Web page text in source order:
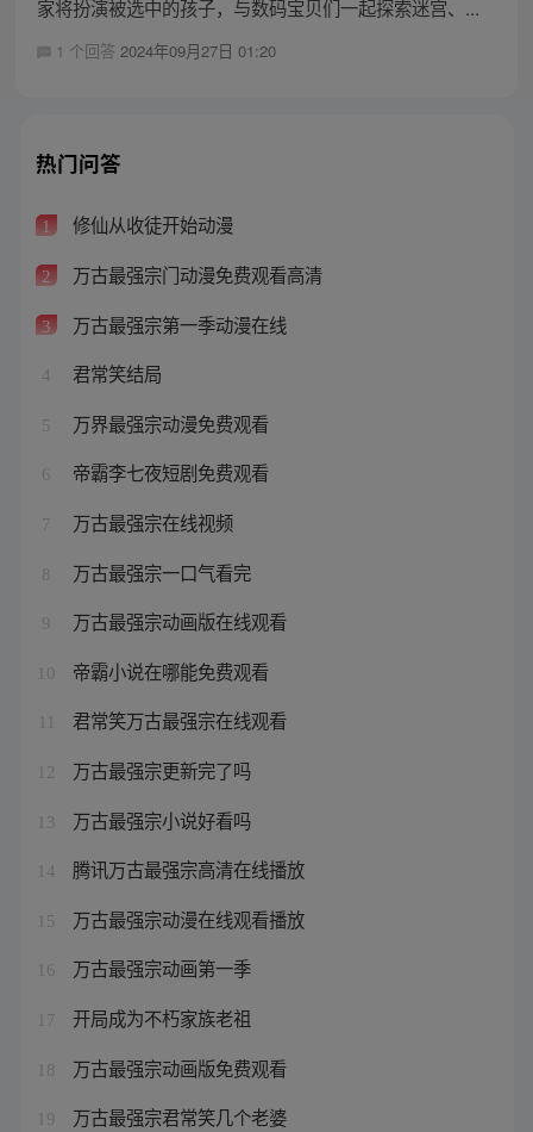
家将扮演被选中的孩子，与数码宝贝们一起探索迷宫、...
1 个回答 2024年09月27日 01:20
热门问答
1 修仙从收徒开始动漫
2 万古最强宗门动漫免费观看高清
3 万古最强宗第一季动漫在线
4 君常笑结局
5 万界最强宗动漫免费观看
6 帝霸李七夜短剧免费观看
7 万古最强宗在线视频
8 万古最强宗一口气看完
9 万古最强宗动画版在线观看
10 帝霸小说在哪能免费观看
君常笑万古最强宗在线观看
12 万古最强宗更新完了吗
13 万古最强宗小说好看吗
14 腾讯万古最强宗高清在线播放
15 万古最强宗动漫在线观看播放
16 万古最强宗动画第一季
17 开局成为不朽家族老祖
18 万古最强宗动画版免费观看
19 万古最强宗君常笑几个老婆